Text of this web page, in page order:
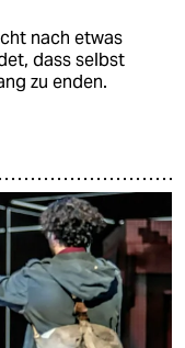
nach etwas
dass selbst
zu enden.